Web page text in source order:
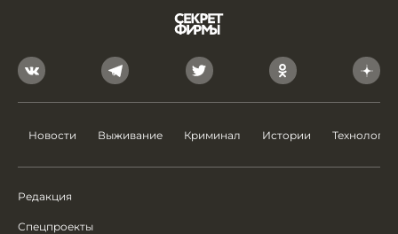
Новости Выживание Криминал Истории Технологии
Редакция
Спецпроекты